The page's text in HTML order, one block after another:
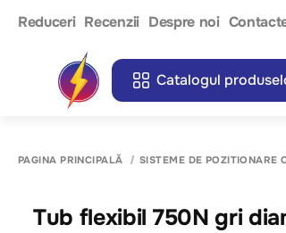
Reduceri Recenzii Despre noi
Catalogul
PAGINA PRINCIPALĂ SISTEME DE POZITIONARE
Tub flexibil 750N gri